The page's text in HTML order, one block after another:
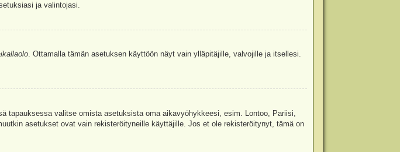
ja valintojasi.
. Ottamalla tämän asetuksen käyttöön näyt vain ylläpitäjille, valvojille ja itsellesi.
valitse omista asetuksista oma aikavyöhykkeesi, esim. Lontoo, Pariisi,
asetukset ovat vain rekisteröityneille käyttäjille. Jos et ole rekisteröitynyt, tämä on